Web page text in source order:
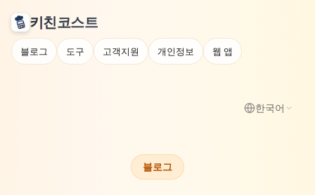
키친코스트
블로그 도구 고객지원 개인정보 웹 앱
한국어
블로그